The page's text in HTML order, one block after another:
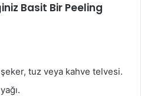
Basit Bir Peeling
tuz veya kahve telvesi.